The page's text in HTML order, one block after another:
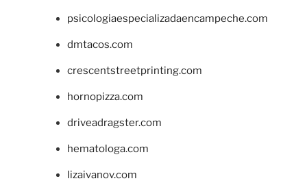
psicologiaespecializadaencampeche.com
dmtacos.com
crescentstreetprinting.com
hornopizza.com
driveadragster.com
hematologa.com
lizaivanov.com